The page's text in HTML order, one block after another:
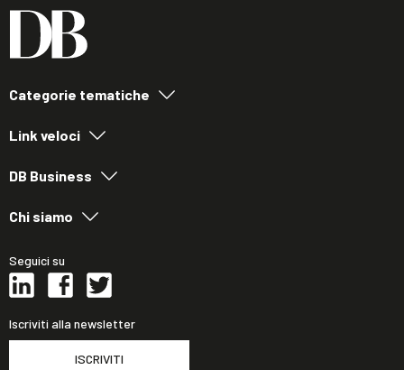
Categorie tematiche
Link veloci
DB Business
Chi siamo
Seguici su
Iscriviti alla newsletter
ISCRIVITI